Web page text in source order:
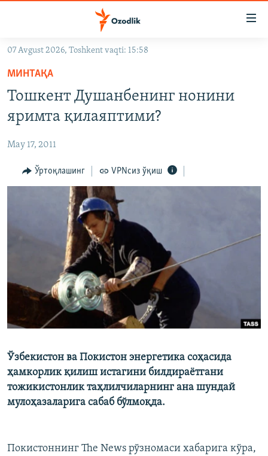
Асосий
навигацияга
ўтинг
Қидиришга
На русском
ИЖТИМОИЙ ТАРМОҚЛАР
Озодлик бошқа тилларда
07 Avgust 2026, Toshkent vaqti: 15:58
МИНТАҚА
Тошкент Душанбенинг нонини
яримта қилаяптими?
May 17, 2011
Ўртоқлашинг VPNсиз ўқиш
Ўзбекистон ва Покистон энергетика соҳасида
ҳамкорлик қилиш истагини билдираётгани
тожикистонлик таҳлилчиларнинг ана шундай
мулоҳазаларига сабаб бўлмоқда.
Покистоннинг The News рўзномаси хабарига кўра,